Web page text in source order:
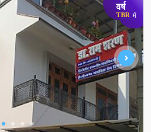
वर्ष
TBR में